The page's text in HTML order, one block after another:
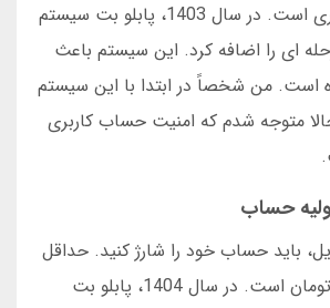
برداشت وجه ضروری است. در سال 1403، پابلو بت سیستم
ای را اضافه کرد. این سیستم باعث
است. من شخصاً در ابتدا با این سیستم
متوجه شدم که امنیت حساب کاربری
حساب
باید حساب خود را شارژ کنید. حداقل
مبلغ شارژ 50 هزار تومان است. در سال 1404، پابلو بت